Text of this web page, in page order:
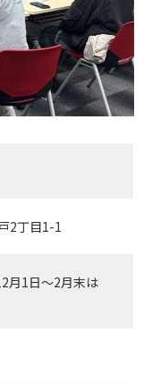
2丁目1-1
月1日〜2月末は